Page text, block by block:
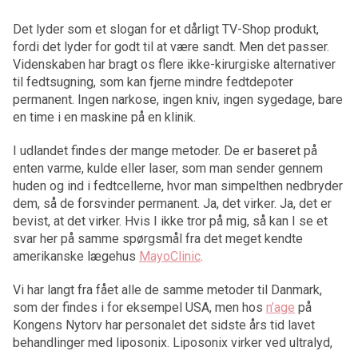
Det lyder som et slogan for et dårligt TV-Shop produkt,
fordi det lyder for godt til at være sandt. Men det passer.
Videnskaben har bragt os flere ikke-kirurgiske alternativer
til fedtsugning, som kan fjerne mindre fedtdepoter
permanent. Ingen narkose, ingen kniv, ingen sygedage, bare
en time i en maskine på en klinik.
I udlandet findes der mange metoder. De er baseret på
enten varme, kulde eller laser, som man sender gennem
huden og ind i fedtcellerne, hvor man simpelthen nedbryder
dem, så de forsvinder permanent. Ja, det virker. Ja, det er
bevist, at det virker. Hvis I ikke tror på mig, så kan I se et
svar her på samme spørgsmål fra det meget kendte
amerikanske lægehus MayoClinic.
Vi har langt fra fået alle de samme metoder til Danmark,
som der findes i for eksempel USA, men hos n’age på
Kongens Nytorv har personalet det sidste års tid lavet
behandlinger med liposonix. Liposonix virker ved ultralyd,